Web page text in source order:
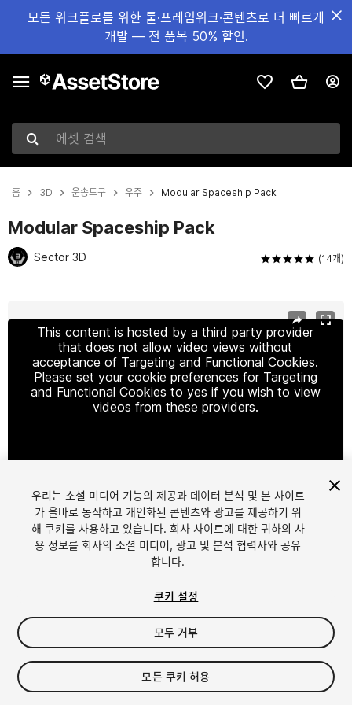
모든 워크플로를 위한 툴·프레임워크·콘텐츠로 더 빠르게
개발 — 전 품목 50% 할인.
에셋 검색
홈 3D 운송도구 우주 Modular Spaceship Pack
Modular Spaceship Pack
Sector 3D (14개)
This content is hosted by a third party provider
that does not allow video views without
acceptance of Targeting and Functional Cookies.
Please set your cookie preferences for Targeting
and Functional Cookies to yes if you wish to view
videos from these providers.
1/22
$29.99
세금/부가세는 결제 시 반영됩니다.
우리는 소셜 미디어 기능의 제공과 데이터 분석 및 본 사이트
가 올바로 동작하고 개인화된 콘텐츠와 광고를 제공하기 위
해 쿠키를 사용하고 있습니다. 회사 사이트에 대한 귀하의 사
용 정보를 회사의 소셜 미디어, 광고 및 분석 협력사와 공유
합니다.
쿠키 설정
모두 거부
모든 쿠키 허용